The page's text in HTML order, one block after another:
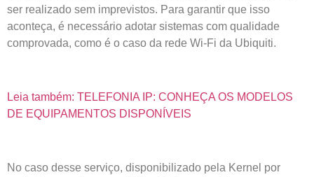
ser realizado sem imprevistos. Para garantir que isso
aconteça, é necessário adotar sistemas com qualidade
comprovada, como é o caso da rede Wi-Fi da Ubiquiti.
Leia também: TELEFONIA IP: CONHEÇA OS MODELOS
DE EQUIPAMENTOS DISPONÍVEIS
No caso desse serviço, disponibilizado pela Kernel por